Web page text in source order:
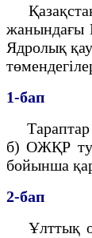
жанындағы
Ядролық
1-бап
Тараптар
б) ОЖҚР
бойынша
2-бап
Ұлттық